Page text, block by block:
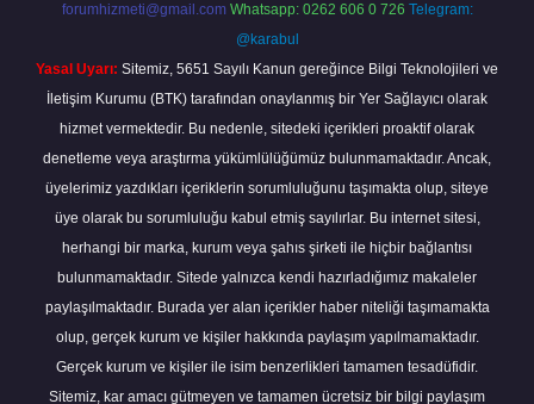
forumhizmeti@gmail.com Whatsapp: 0262 606 0 726 Telegram:
@karabul
Yasal Uyarı: Sitemiz, 5651 Sayılı Kanun gereğince Bilgi Teknolojileri ve
İletişim Kurumu (BTK) tarafından onaylanmış bir Yer Sağlayıcı olarak
hizmet vermektedir. Bu nedenle, sitedeki içerikleri proaktif olarak
denetleme veya araştırma yükümlülüğümüz bulunmamaktadır. Ancak,
üyelerimiz yazdıkları içeriklerin sorumluluğunu taşımakta olup, siteye
üye olarak bu sorumluluğu kabul etmiş sayılırlar. Bu internet sitesi,
herhangi bir marka, kurum veya şahıs şirketi ile hiçbir bağlantısı
bulunmamaktadır. Sitede yalnızca kendi hazırladığımız makaleler
paylaşılmaktadır. Burada yer alan içerikler haber niteliği taşımamakta
olup, gerçek kurum ve kişiler hakkında paylaşım yapılmamaktadır.
Gerçek kurum ve kişiler ile isim benzerlikleri tamamen tesadüfidir.
Sitemiz, kar amacı gütmeyen ve tamamen ücretsiz bir bilgi paylaşım